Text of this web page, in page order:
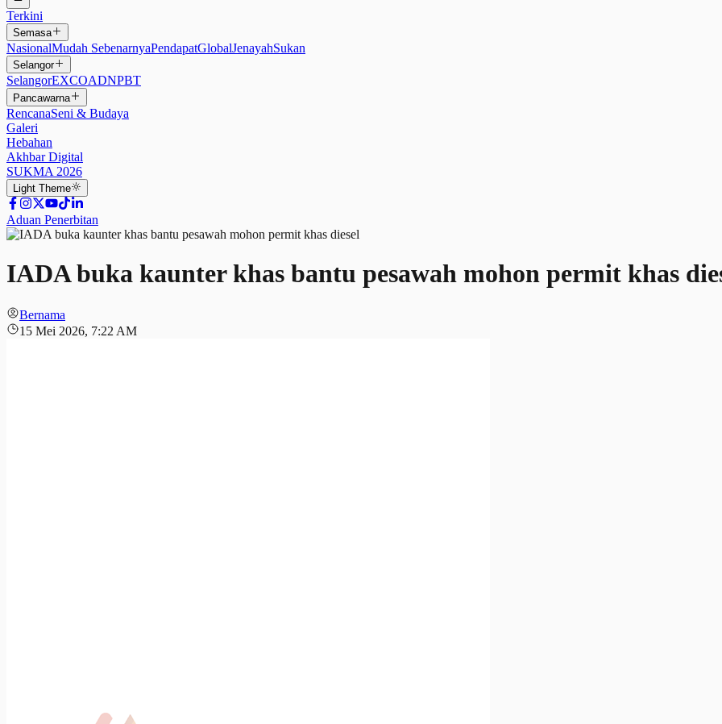
Terkini
Semasa
NasionalMudah SebenarnyaPendapatGlobalJenayahSukan
Selangor
SelangorEXCOADNPBT
Pancawarna
RencanaSeni & Budaya
Galeri
Hebahan
Akhbar Digital
SUKMA 2026
Light Theme
Aduan Penerbitan
IADA buka kaunter khas bantu pesawah mohon permit khas
Bernama
15 Mei 2026, 7:22 AM